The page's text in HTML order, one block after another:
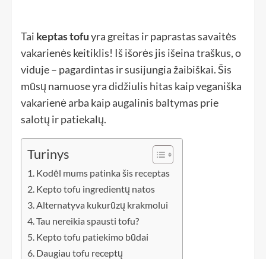
Tai keptas tofuyra greitas ir paprastas savaitės
vakarienės keitiklis! Iš išorės jis išeina traškus, o
viduje – pagardintas ir susijungia žaibiškai. Šis
mūsų namuose yra didžiulis hitas kaip veganiška
vakarienė arba kaip augalinis baltymas prie
salotų ir patiekalų.
Turinys
Kodėl mums patinka šis receptas
Kepto tofu ingredientų natos
Alternatyva kukurūzų krakmolui
Tau nereikia spausti tofu?
Kepto tofu patiekimo būdai
Daugiau tofu receptų